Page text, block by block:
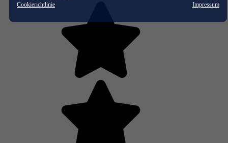
Cookierichtlinie
Impressum